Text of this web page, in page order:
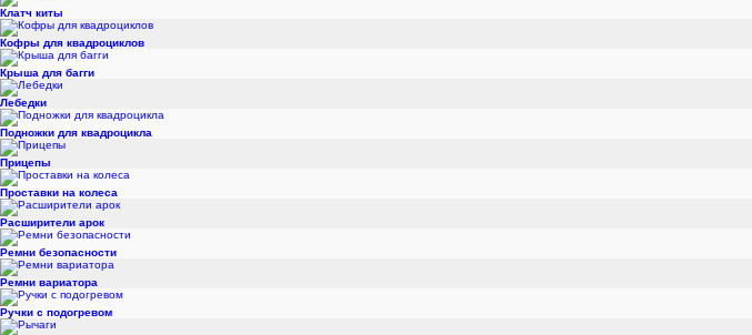
Клатч киты
Кофры для квадроциклов
Крыша для багги
Лебедки
Подножки для квадроцикла
Прицепы
Проставки на колеса
Расширители арок
Ремни безопасности
Ремни вариатора
Ручки с подогревом